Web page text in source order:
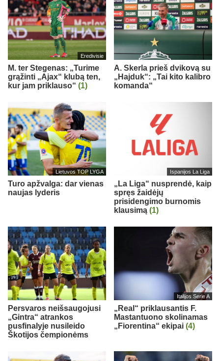
Eredivisie
M. ter Stegenas: „Turime
grąžinti „Ajax“ klubą ten,
kur jam priklauso“ (1)
A. Skerla prieš dvikovą su
„Hajduk“: „Tai kito kalibro
komanda“
Lietuvos TOP LYGA
Turo apžvalga: dar vienas
naujas lyderis
Ispanijos La Liga
„La Liga“ nusprendė, kaip
spręs žaidėjų
prisidengimo burnomis
klausimą (1)
Persvaros neišsaugojusi
„Gintra“ atrankos
pusfinalyje nusileido
Škotijos čempionėms
Italijos Serie A
„Real“ priklausantis F.
Mastantuono skolinamas
„Fiorentina“ ekipai (4)